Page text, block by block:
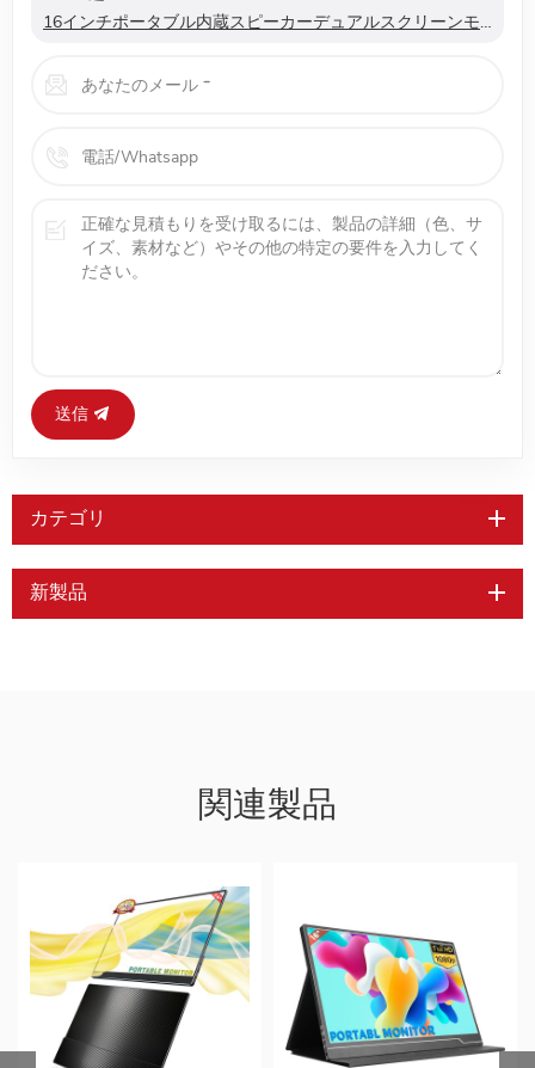
16インチポータブル内蔵スピーカーデュアルスクリーンモニター
送信
カテゴリ
新製品
関連製品